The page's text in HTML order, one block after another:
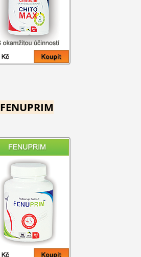
FENUPRIM